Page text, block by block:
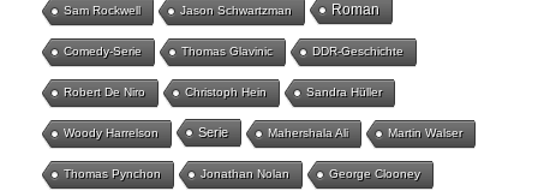
Sam Rockwell Jason Schwartzman Roman
Comedy-Serie Thomas Glavinic DDR-Geschichte
Robert De Niro Christoph Hein Sandra Hüller
Woody Harrelson Serie Mahershala Ali Martin Walser
Thomas Pynchon Jonathan Nolan George Clooney